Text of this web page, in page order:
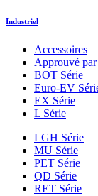
Industriel
Accessoires
Approuvé
BOT Série
Euro-EV
EX Série
L Série
LGH Série
MU Série
PET Série
QD Série
RET Série